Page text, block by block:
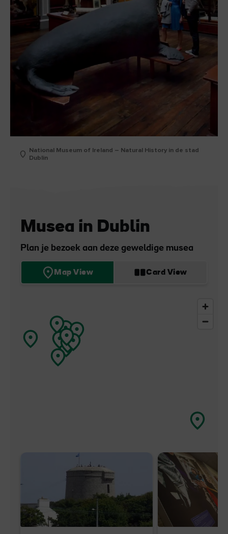
National Museum of Ireland – Natural History in de stad
Dublin
Musea in Dublin
Plan je bezoek aan deze geweldige musea
Map View Card View